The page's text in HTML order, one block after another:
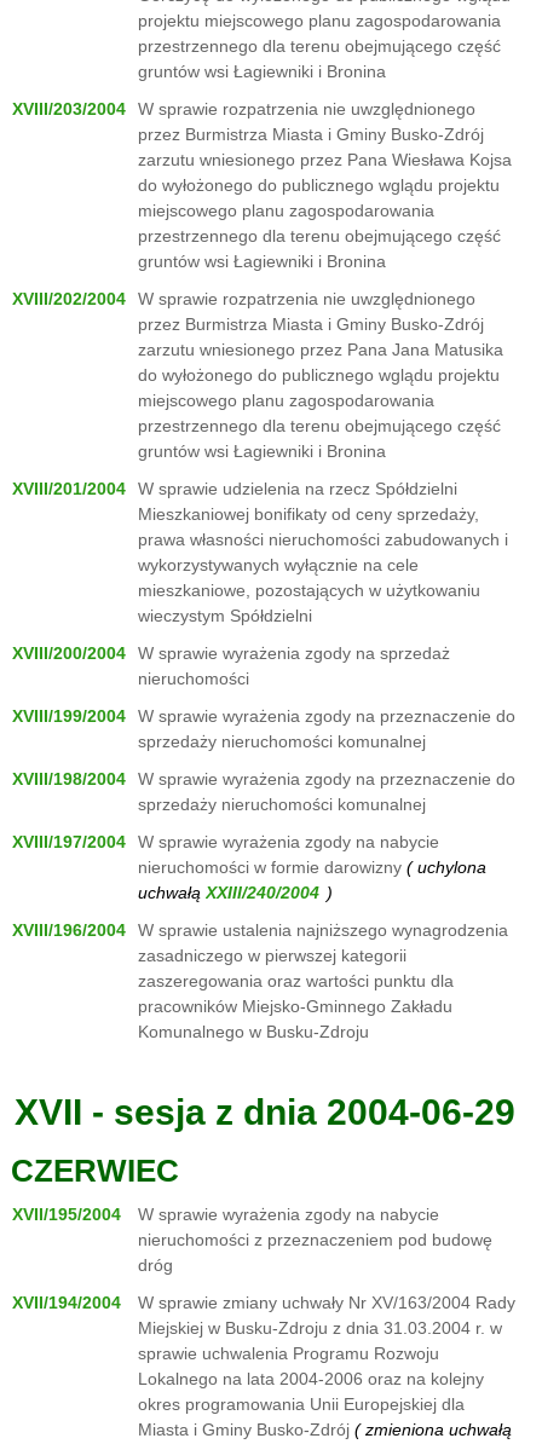
projektu miejscowego planu zagospodarowania
przestrzennego dla terenu obejmującego część
gruntów wsi Łagiewniki i Bronina
XVIII/203/2004
W sprawie rozpatrzenia nie uwzględnionego
przez Burmistrza Miasta i Gminy Busko-Zdrój
zarzutu wniesionego przez Pana Wiesława Kojsa
do wyłożonego do publicznego wglądu projektu
miejscowego planu zagospodarowania
przestrzennego dla terenu obejmującego część
gruntów wsi Łagiewniki i Bronina
XVIII/202/2004
W sprawie rozpatrzenia nie uwzględnionego
przez Burmistrza Miasta i Gminy Busko-Zdrój
zarzutu wniesionego przez Pana Jana Matusika
do wyłożonego do publicznego wglądu projektu
miejscowego planu zagospodarowania
przestrzennego dla terenu obejmującego część
gruntów wsi Łagiewniki i Bronina
XVIII/201/2004
W sprawie udzielenia na rzecz Spółdzielni
Mieszkaniowej bonifikaty od ceny sprzedaży,
prawa własności nieruchomości zabudowanych i
wykorzystywanych wyłącznie na cele
mieszkaniowe, pozostających w użytkowaniu
wieczystym Spółdzielni
XVIII/200/2004
W sprawie wyrażenia zgody na sprzedaż
nieruchomości
XVIII/199/2004
W sprawie wyrażenia zgody na przeznaczenie do
sprzedaży nieruchomości komunalnej
XVIII/198/2004
W sprawie wyrażenia zgody na przeznaczenie do
sprzedaży nieruchomości komunalnej
XVIII/197/2004
W sprawie wyrażenia zgody na nabycie
nieruchomości w formie darowizny ( uchylona
uchwałą
)
XVIII/196/2004
W sprawie ustalenia najniższego wynagrodzenia
zasadniczego w pierwszej kategorii
zaszeregowania oraz wartości punktu dla
pracowników Miejsko-Gminnego Zakładu
Komunalnego w Busku-Zdroju
XVII - sesja z dnia 2004-06-29
CZERWIEC
XVII/195/2004
W sprawie wyrażenia zgody na nabycie
nieruchomości z przeznaczeniem pod budowę
dróg
XVII/194/2004
W sprawie zmiany uchwały Nr XV/163/2004 Rady
Miejskiej w Busku-Zdroju z dnia 31.03.2004 r. w
sprawie uchwalenia Programu Rozwoju
Lokalnego na lata 2004-2006 oraz na kolejny
okres programowania Unii Europejskiej dla
Miasta i Gminy Busko-Zdrój ( zmieniona uchwałą